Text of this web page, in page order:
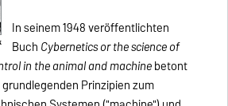
In seinem 1948 veröffentlichten
Buch Cybernetics or the science of
in the animal and machinebetont
Prinzipien zum